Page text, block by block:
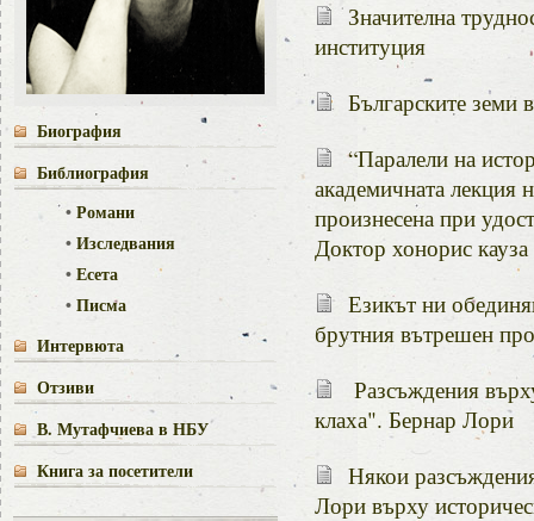
Биография
Библиография
•Романи
•Изследвания
•Есета
•Писма
Интервюта
Отзиви
В. Мутафчиева в НБУ
Книга за посетители
Значителна
институция
Българските земи
“Паралели на
академичната лекция
произнесена при
Доктор хонорис
Езикът ни
брутния вътрешен
Разсъждения
клаха". Бернар Лори
Някои
Лори върху